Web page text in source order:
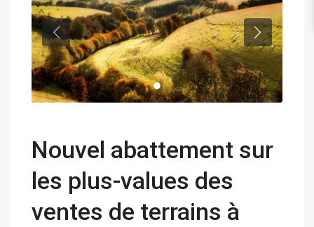
Nouvel abattement sur
les plus-values des
ventes de terrains à